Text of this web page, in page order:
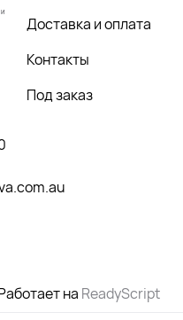
Доставка и оплата
Контакты
Под заказ
на ReadyScript